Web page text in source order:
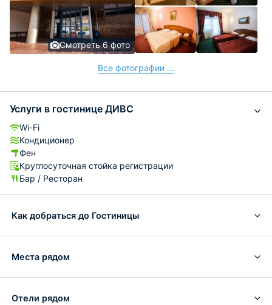
Смотреть 6 фото
Все фотографии ...
Услуги в гостинице ДИВС
Wi-Fi
Кондиционер
Фен
Круглосуточная стойка регистрации
Бар / Ресторан
Как добраться до Гостиницы
Места рядом
Отели рядом